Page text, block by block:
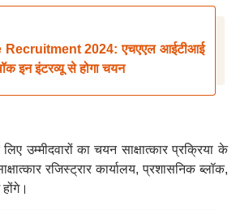
2024: एचएएल आईटीआई
इन इंटरव्यू से होगा चयन
उम्मीदवारों का चयन साक्षात्कार प्रक्रिया के
रजिस्ट्रार कार्यालय, प्रशासनिक ब्लॉक,